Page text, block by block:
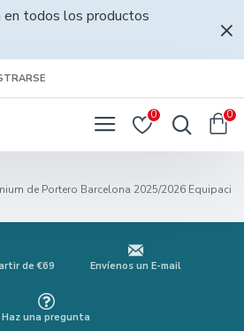
en todos los productos
0 0
de Portero Barcelona 2025/2026 Equipaci
de €69 Envíenos un E-mail
Haz una pregunta